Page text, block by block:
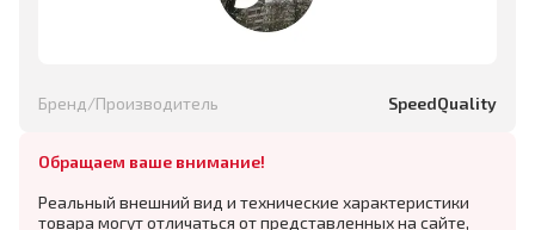
Бренд/Производитель SpeedQuality
Обращаем ваше внимание!
Реальный внешний вид и технические характеристики
товара могут отличаться от представленных на сайте,